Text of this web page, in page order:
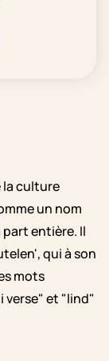
la culture
un nom
entière. Il
qui à son
mots
et "lind"